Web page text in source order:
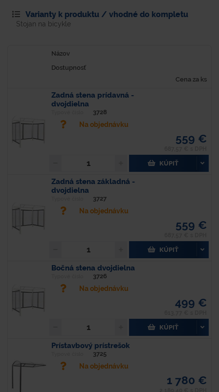
Varianty k produktu / vhodné do kompletu
Stojan na bicykle
Názov
Dostupnosť
Cena za ks
Zadná stena prídavná -
dvojdielna
3728
Na objednávku
559 €
KÚPIŤ
Zadná stena základná -
dvojdielna
3727
Na objednávku
559 €
KÚPIŤ
Bočná stena dvojdielna
3726
Na objednávku
499 €
KÚPIŤ
Prístavbový prístrešok
3725
Na objednávku
1 780 €